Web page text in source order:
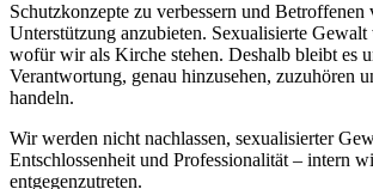
Schutzkonzepte zu verbessern und Betroffenen
Unterstützung anzubieten. Sexualisierte
wofür wir als Kirche stehen. Deshalb bleibt es
Verantwortung, genau hinzusehen, zuzuhören
handeln.
Wir werden nicht nachlassen, sexualisierter
Entschlossenheit und Professionalität – intern
entgegenzutreten.